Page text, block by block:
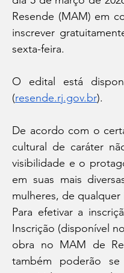
Resende (MAM) em
inscrever
sexta-feira.
O edital está
(resende.rj.gov.br).
De acordo com o
cultural de caráter
visibilidade e o
em suas mais
mulheres, de
Para efetivar a
Inscrição (disponível
obra no MAM de
também poderão